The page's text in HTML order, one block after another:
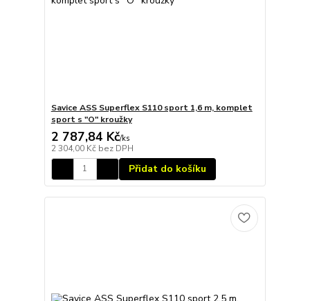
Savice ASS Superflex S110 sport 1,6 m, komplet
sport s "O" kroužky
2 787,84 Kč/ks
2 304,00 Kč bez DPH
Přidat do košíku